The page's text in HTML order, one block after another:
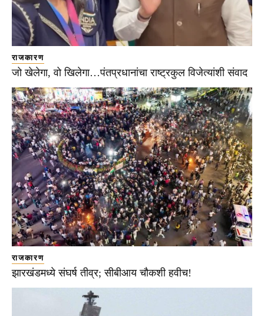
राजकारण
जो खेलेगा, वो खिलेगा…पंतप्रधानांचा राष्ट्रकुल विजेत्यांशी संवाद
राजकारण
झारखंडमध्ये संघर्ष तीव्र; सीबीआय चौकशी हवीच!